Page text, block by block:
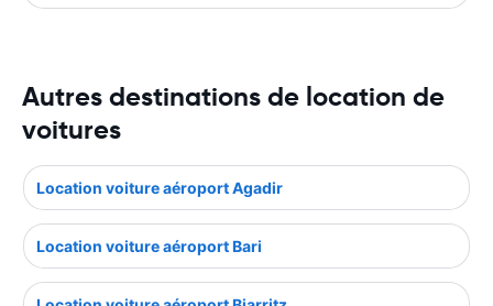
Autres destinations de location de
voitures
Location voiture aéroport Agadir
Location voiture aéroport Bari